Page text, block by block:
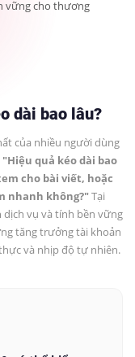
vững cho thương
dài bao lâu?
của nhiều người dùng
"Hiệu quả kéo dài bao
cho bài viết, hoặc
nhanh không?"Tại
vụ và tính bền vững
tăng trưởng tài khoản
và nhịp độ tự nhiên.